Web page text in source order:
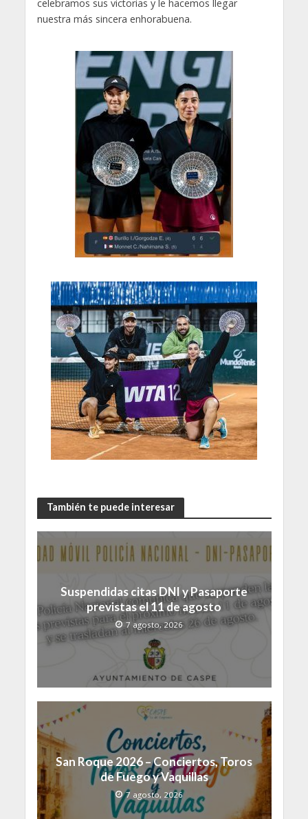
celebramos sus victorias y le hacemos llegar
nuestra más sincera enhorabuena.
También te puede interesar
Suspendidas citas DNI y Pasaporte
previstas el 11 de agosto
7 agosto, 2026
San Roque 2026 – Conciertos, Toros
de Fuego y Vaquillas
7 agosto, 2026